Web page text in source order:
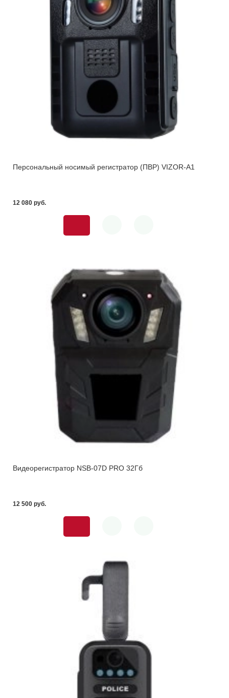
Персональный носимый регистратор (ПВР) VIZOR-A1
12 080 pуб.
Видеорегистратор NSB-07D PRO 32Гб
12 500 pуб.